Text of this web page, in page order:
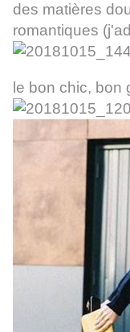
des matières
romantiques
le bon chic, bon